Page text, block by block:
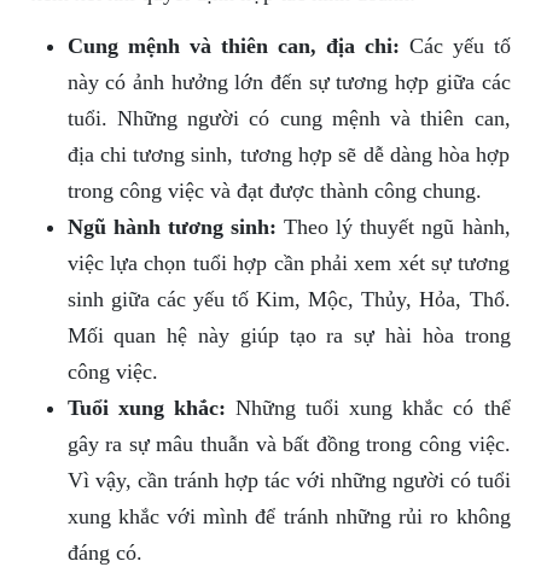
Cung mệnh và thiên can, địa chi: Các yếu tố
này có ảnh hưởng lớn đến sự tương hợp giữa các
tuổi. Những người có cung mệnh và thiên can,
địa chi tương sinh, tương hợp sẽ dễ dàng hòa hợp
trong công việc và đạt được thành công chung.
Ngũ hành tương sinh: Theo lý thuyết ngũ hành,
việc lựa chọn tuổi hợp cần phải xem xét sự tương
sinh giữa các yếu tố Kim, Mộc, Thủy, Hỏa, Thổ.
Mối quan hệ này giúp tạo ra sự hài hòa trong
công việc.
Tuổi xung khắc: Những tuổi xung khắc có thể
gây ra sự mâu thuẫn và bất đồng trong công việc.
Vì vậy, cần tránh hợp tác với những người có tuổi
xung khắc với mình để tránh những rủi ro không
đáng có.